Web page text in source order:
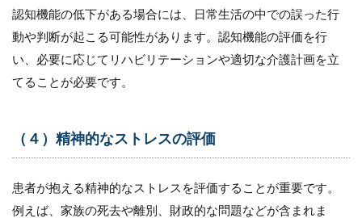
ニケー
ション
能力の
向上
12.4
断力の
向上
（５）
チーム
認知機能の低下がある場合には、日常生活の中での誤った行
動や判断が起こる可能性があります。認知機能の評価を行
い、必要に応じてリハビリテーションや適切な介護計画を立
てることが必要です。
（４）精神的なストレスの評価
患者が抱える精神的なストレスを評価することが重要です。
例えば、家族の死去や離別、財政的な問題などが含まれま